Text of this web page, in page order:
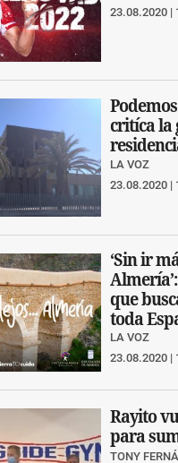
23.08.2020 |
critíca la
LA VOZ
23.08.2020 |
‘Sin ir
que
toda
LA VOZ
23.08.2020 |
Rayito
para
TONY